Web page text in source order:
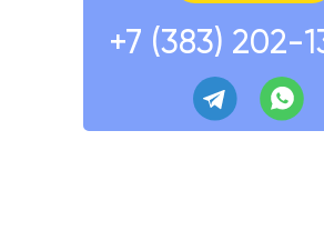
+7 (383) 202-